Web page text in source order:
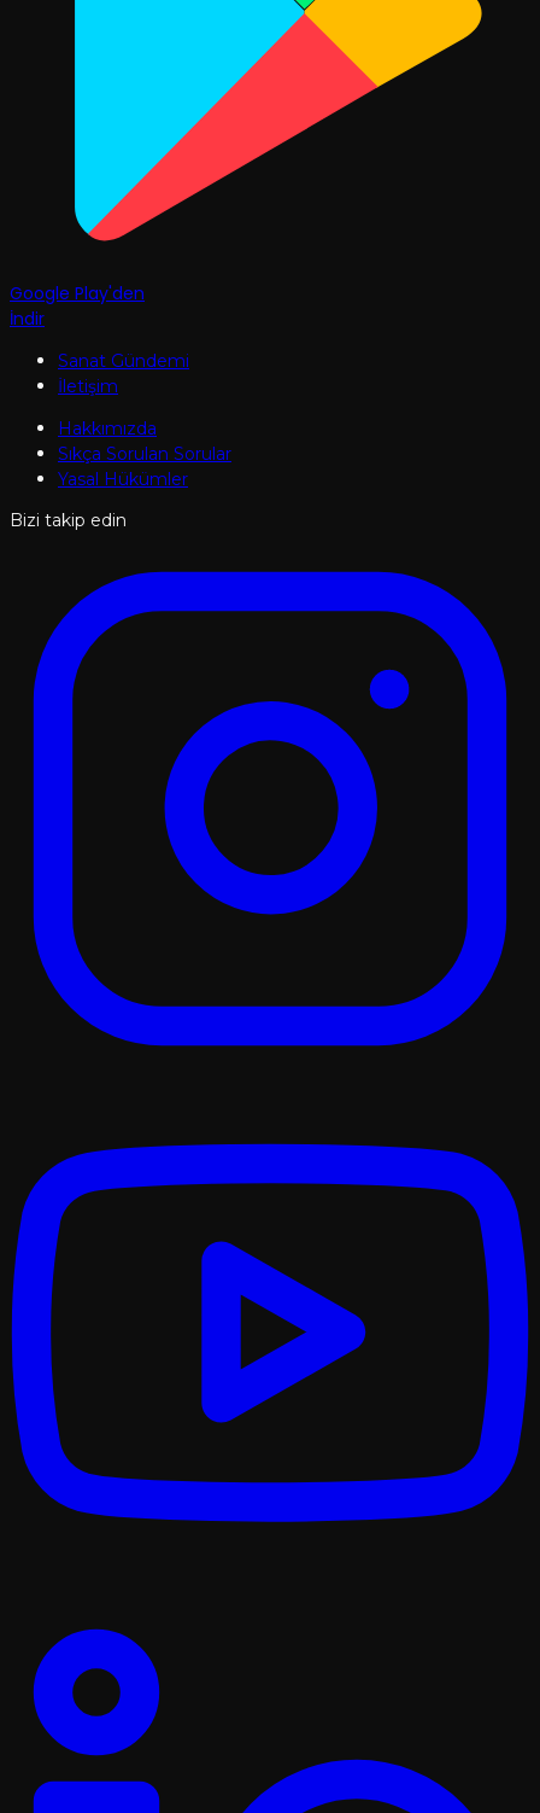
Google Play'den
İndir
Sanat Gündemi
İletişim
Hakkımızda
Sıkça Sorulan Sorular
Yasal Hükümler
Bizi takip edin